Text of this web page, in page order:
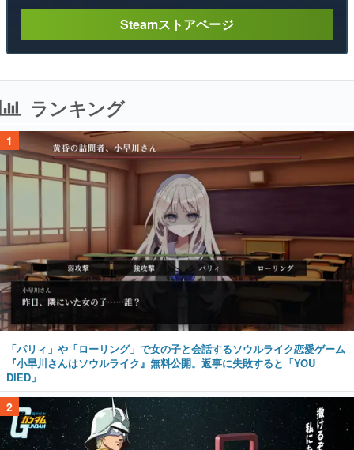
Steamストアページ
ランキング
1
「パリィ」や「ローリング」で女の子と会話するソウルライク恋愛ゲーム
『小早川さんはソウルライク』無料公開。返事に失敗すると「YOU
DIED」
2